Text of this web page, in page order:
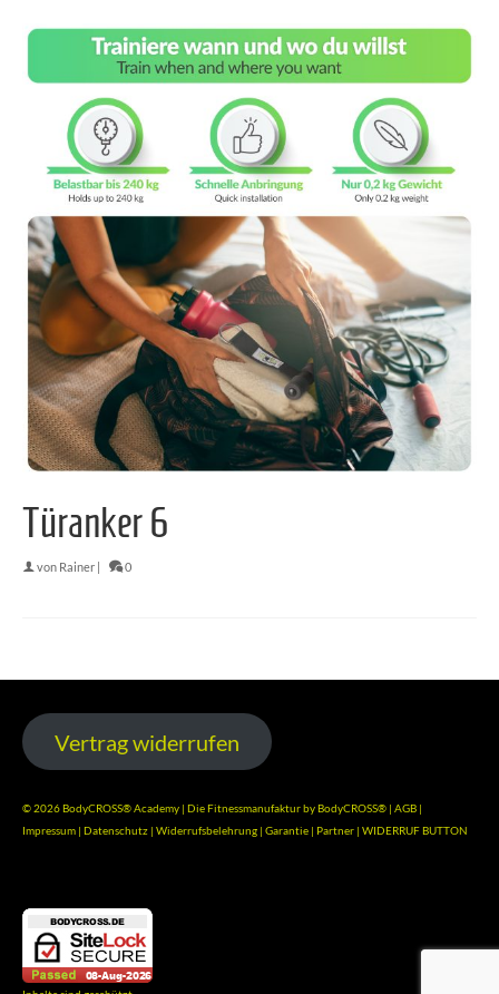
Türanker 6
von Rainer | 0
Vertrag widerrufen
© 2026 BodyCROSS® Academy | Die Fitnessmanufaktur by BodyCROSS® | AGB |
Impressum | Datenschutz | Widerrufsbelehrung | Garantie | Partner | WIDERRUF BUTTON